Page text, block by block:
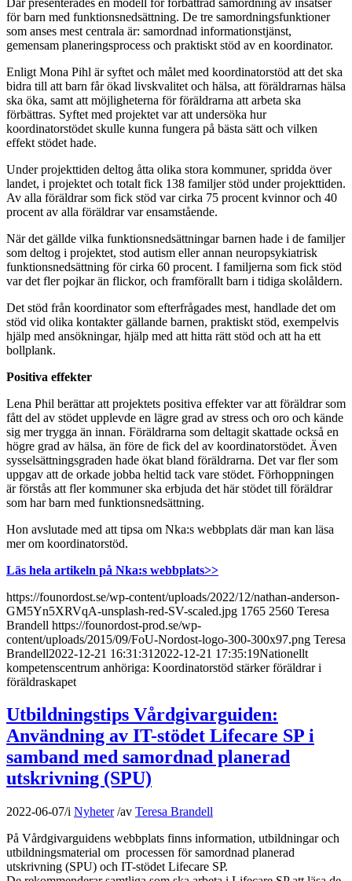
för barn med funktionsnedsättning. De tre samordningsfunktioner
som anses mest centrala är: samordnad informationstjänst,
gemensam planeringsprocess och praktiskt stöd av en koordinator.
Enligt Mona Pihl är syftet och målet med koordinatorstöd att det ska
bidra till att barn får ökad livskvalitet och hälsa, att föräldrarnas hälsa
ska öka, samt att möjligheterna för föräldrarna att arbeta ska
förbättras. Syftet med projektet var att undersöka hur
koordinatorstödet skulle kunna fungera på bästa sätt och vilken
effekt stödet hade.
Under projekttiden deltog åtta olika stora kommuner, spridda över
landet, i projektet och totalt fick 138 familjer stöd under projekttiden.
Av alla föräldrar som fick stöd var cirka 75 procent kvinnor och 40
procent av alla föräldrar var ensamstående.
När det gällde vilka funktionsnedsättningar barnen hade i de familjer
som deltog i projektet, stod autism eller annan neuropsykiatrisk
funktionsnedsättning för cirka 60 procent. I familjerna som fick stöd
var det fler pojkar än flickor, och framförallt barn i tidiga skolåldern.
Det stöd från koordinator som efterfrågades mest, handlade det om
stöd vid olika kontakter gällande barnen, praktiskt stöd, exempelvis
hjälp med ansökningar, hjälp med att hitta rätt stöd och att ha ett
bollplank.
Positiva effekter
Lena Phil berättar att projektets positiva effekter var att föräldrar som
fått del av stödet upplevde en lägre grad av stress och oro och kände
sig mer trygga än innan. Föräldrarna som deltagit skattade också en
högre grad av hälsa, än före de fick del av koordinatorstödet. Även
sysselsättningsgraden hade ökat bland föräldrarna. Det var fler som
uppgav att de orkade jobba heltid tack vare stödet. Förhoppningen
är förstås att fler kommuner ska erbjuda det här stödet till föräldrar
som har barn med funktionsnedsättning.
Hon avslutade med att tipsa om Nka:s webbplats där man kan läsa
mer om koordinatorstöd.
Läs hela artikeln på Nka:s webbplats>>
https://founordost.se/wp-content/uploads/2022/12/nathan-anderson-
GM5Yn5XRVqA-unsplash-red-SV-scaled.jpg 1765 2560 Teresa
Brandell https://founordost-prod.se/wp-
content/uploads/2015/09/FoU-Nordost-logo-300-300x97.png Teresa
Brandell2022-12-21 16:31:31 2022-12-21 17:35:19Nationellt
kompetenscentrum anhöriga: Koordinatorstöd stärker föräldrar i
föräldraskapet
Utbildningstips Vårdgivarguiden:
Användning av IT-stödet Lifecare SP i
samband med samordnad planerad
utskrivning (SPU)
2022-06-07/i Nyheter /av Teresa Brandell
På Vårdgivarguidens webbplats finns information, utbildningar och
utbildningsmaterial om processen för samordnad planerad
utskrivning (SPU) och IT-stödet Lifecare SP.